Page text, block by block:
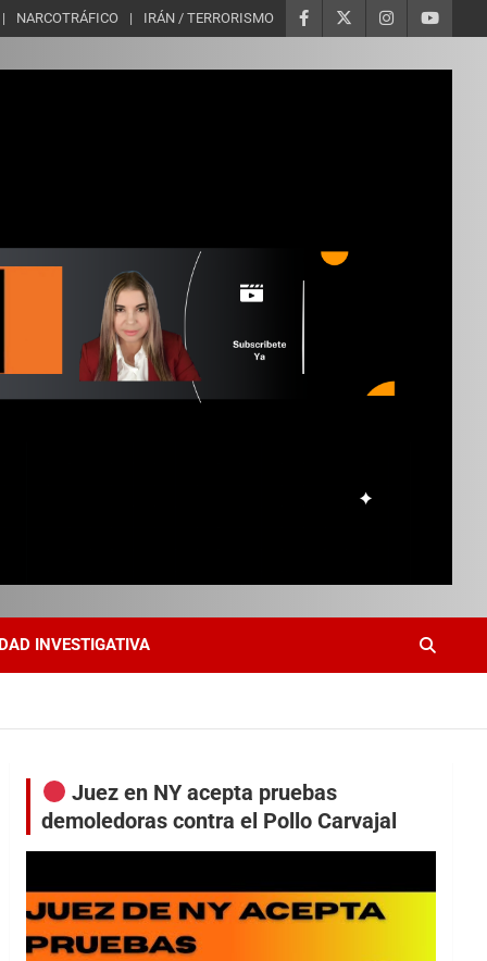
NARCOTRÁFICO IRÁN / TERRORISMO
INVESTIGATIVA
Juez en NY acepta pruebas
demoledoras contra el Pollo Carvajal